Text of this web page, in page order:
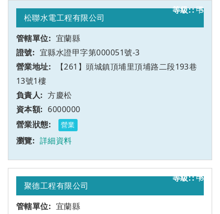
5
松聯水電工程有限公司
宜蘭縣
宜縣水證甲字第000051號-3
【261】頭城鎮頂埔里頂埔路二段193巷
13號1樓
甲
方慶松
6000000
營業
詳細資料
6
聚德工程有限公司
宜蘭縣
甲